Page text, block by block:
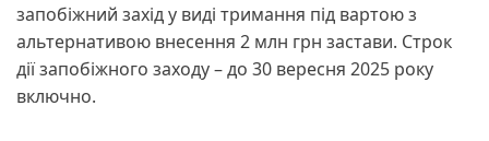
запобіжний захід у виді тримання під вартою з
альтернативою внесення 2 млн грн застави. Строк
дії запобіжного заходу – до 30 вересня 2025 року
включно.